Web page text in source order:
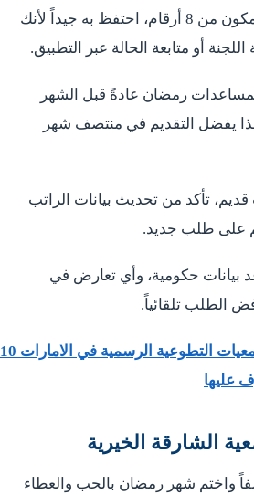
سيصلك رقم طلب مكون من 8 أرقام، احتفظ به جيداً لأنك
أو متابعة الحالة عبر التطبيق.
رمضان عادةً قبل الشهر
30 يوماً، لذا يفضل التقديم في منتصف شهر
تأكد من تحديث بيانات الراتب
على طلب جديد.
بيانات حكومية، وأي تعارض في
الطلب تلقائياً.
اهم الجمعيات التطوعية الرسمية في الامارات 10
عليها
الشارقة الخيرية
واختم شهر رمضان بالحب والعطاء